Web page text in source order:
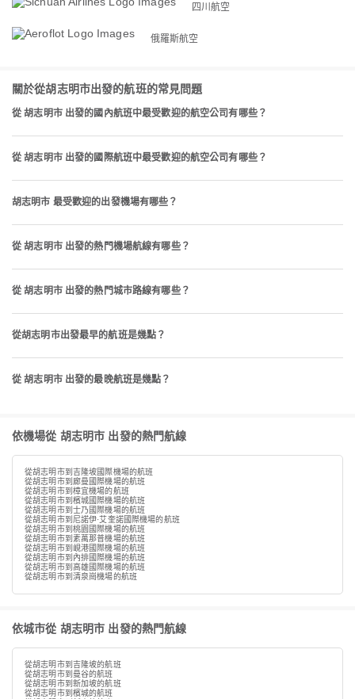
四川航空
俄羅斯航空
關於從胡志明市出發的航班的常見問題
從 胡志明市 出發的國內航班中最受歡迎的航空公司有哪些？
從 胡志明市 出發的國際航班中最受歡迎的航空公司有哪些？
胡志明市 最受歡迎的出發機場有哪些？
從 胡志明市 出發的熱門機場航線有哪些？
從 胡志明市 出發的熱門城市路線有哪些？
從胡志明市出發最早的航班是幾點？
從 胡志明市 出發的最晚航班是幾點？
依機場從 胡志明市 出發的熱門航線
從胡志明市到吉隆坡國際機場的航班
從胡志明市到廊曼國際機場的航班
從胡志明市到樟宜機場的航班
從胡志明市到檳城國際機場的航班
從胡志明市到士乃國際機場的航班
從胡志明市到尼諾伊·艾奎諾國際機場的航班
從胡志明市到桃園國際機場的航班
從胡志明市到素萬那普機場的航班
從胡志明市到峴港國際機場的航班
從胡志明市到內排國際機場的航班
從胡志明市到高雄國際機場的航班
從胡志明市到清泉崗機場的航班
依城市從 胡志明市 出發的熱門航線
從胡志明市到吉隆坡的航班
從胡志明市到曼谷的航班
從胡志明市到新加坡的航班
從胡志明市到檳城的航班